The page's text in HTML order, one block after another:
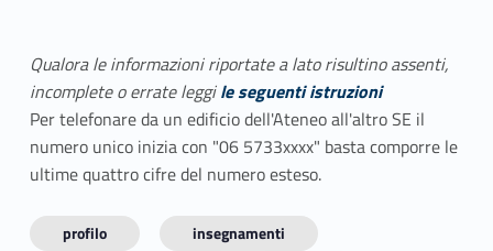
Qualora le informazioni riportate a lato risultino assenti,
incomplete o errate leggile seguenti istruzioni
Per telefonare da un edificio dell'Ateneo all'altro SE il
numero unico inizia con "06 5733xxxx" basta comporre le
ultime quattro cifre del numero esteso.
profilo
insegnamenti